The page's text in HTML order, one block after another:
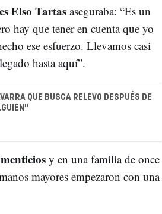
Elso Tartasaseguraba: “Es un
hay que tener en cuenta que yo
ese esfuerzo. Llevamos casi
hasta aquí”.
QUE BUSCA RELEVO DESPUÉS DE
y en una familia de once
mayores empezaron con una